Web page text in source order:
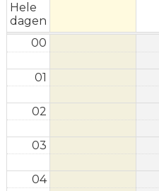
Hele
dagen
00
01
02
03
04